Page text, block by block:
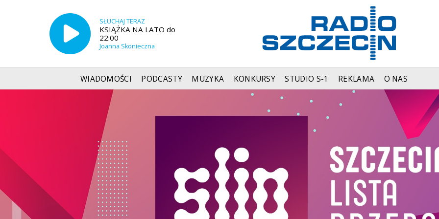
SŁUCHAJ TERAZ
KSIĄŻKA NA LATO do
22:00
Joanna Skonieczna
WIADOMOŚCI PODCASTY MUZYKA KONKURSY STUDIO S-1 REKLAMA O NAS